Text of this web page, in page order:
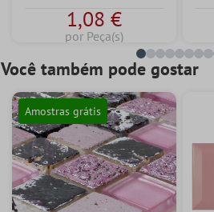
1,08 €
por Peça(s)
Você também pode gostar
Amostras grátis